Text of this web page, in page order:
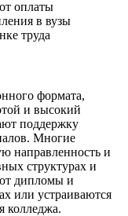
оплаты
в вузы
труда
формата,
и высокий
поддержку
Многие
направленность и
структурах и
дипломы и
или устраиваются
колледжа.